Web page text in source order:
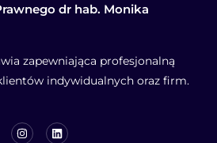
dr hab. Monika
zapewniająca profesjonalną
indywidualnych oraz firm.